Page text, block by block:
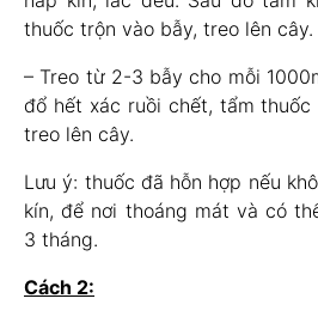
thuốc trộn vào bẫy, treo lên cây.
– Treo từ 2-3 bẫy cho mỗi
đổ hết xác ruồi chết, tẩm
treo lên cây.
Lưu ý: thuốc đã hỗn hợp nếu
kín, để nơi thoáng mát và có
3 tháng.
Cách 2: